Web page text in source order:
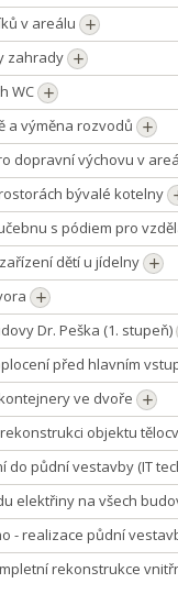
v areálu
zahrady
WC
a výměna rozvodů
dopravní výchovu v
bývalé kotelny
s pódiem pro
dětí u jídelny
Dr. Peška (1. stupeň)
před hlavním
ve dvoře
objektu
do půdní vestavby (IT
elektřiny na všech
- realizace půdní
rekonstrukce